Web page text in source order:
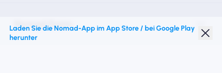
Nomad Essim
Laden Sie die Nomad-App im App Store / bei Google Play
herunter